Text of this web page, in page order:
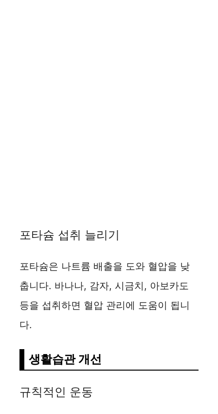
포타슘 섭취 늘리기
포타슘은 나트륨 배출을 도와 혈압을 낮
춥니다. 바나나, 감자, 시금치, 아보카도
등을 섭취하면 혈압 관리에 도움이 됩니
다.
생활습관 개선
규칙적인 운동